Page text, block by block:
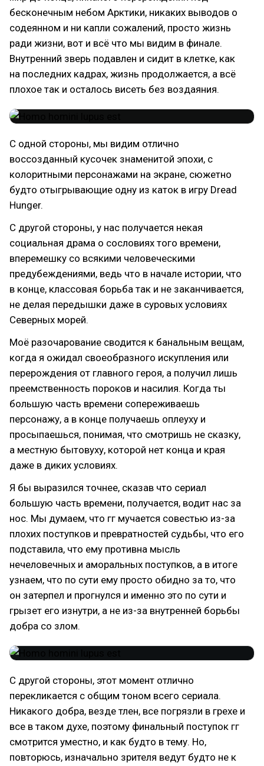
бесконечным небом Арктики, никаких выводов о
содеянном и ни капли сожалений, просто жизнь
ради жизни, вот и всё что мы видим в финале.
Внутренний зверь подавлен и сидит в клетке, как
на последних кадрах, жизнь продолжается, а всё
плохое так и осталось висеть без воздаяния.
С одной стороны, мы видим отлично
воссозданный кусочек знаменитой эпохи, с
колоритными персонажами на экране, сюжетно
будто отыгрывающие одну из каток в игру Dread
Hunger.
С другой стороны, у нас получается некая
социальная драма о сословиях того времени,
вперемешку со всякими человеческими
предубеждениями, ведь что в начале истории, что
в конце, классовая борьба так и не заканчивается,
не делая передышки даже в суровых условиях
Северных морей.
Моё разочарование сводится к банальным вещам,
когда я ожидал своеобразного искупления или
перерождения от главного героя, а получил лишь
преемственность пороков и насилия. Когда ты
большую часть времени сопереживаешь
персонажу, а в конце получаешь оплеуху и
просыпаешься, понимая, что смотришь не сказку,
а местную бытовуху, которой нет конца и края
даже в диких условиях.
Я бы выразился точнее, сказав что сериал
большую часть времени, получается, водит нас за
нос. Мы думаем, что гг мучается совестью из-за
плохих поступков и превратностей судьбы, что его
подставила, что ему противна мысль
нечеловечных и аморальных поступков, а в итоге
узнаем, что по сути ему просто обидно за то, что
он затерпел и прогнулся и именно это по сути и
грызет его изнутри, а не из-за внутренней борьбы
добра со злом.
С другой стороны, этот момент отлично
перекликается с общим тоном всего сериала.
Никакого добра, везде тлен, все погрязли в грехе и
все в таком духе, поэтому финальный поступок гг
смотрится уместно, и как будто в тему. Но,
повторюсь, изначально зрителя ведут будто не к